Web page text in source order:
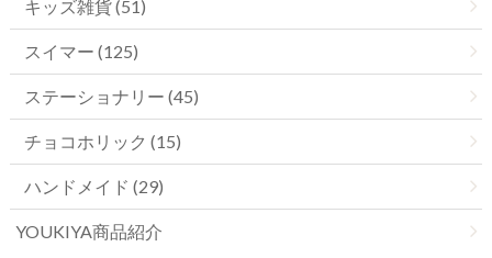
キッズ雑貨 (51)
スイマー (125)
ステーショナリー (45)
チョコホリック (15)
ハンドメイド (29)
YOUKIYA商品紹介